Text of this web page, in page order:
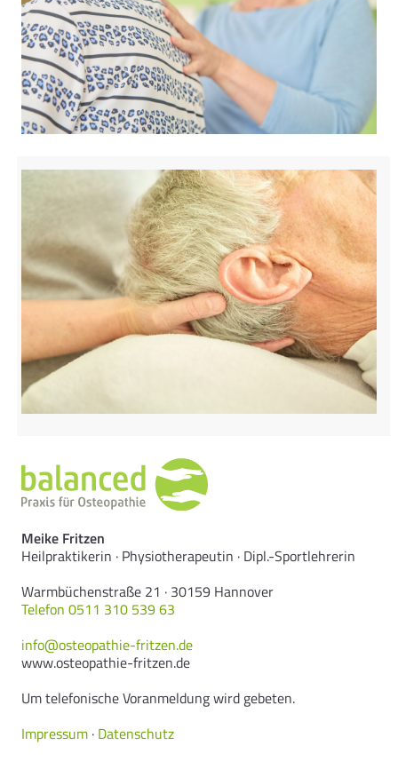
Meike Fritzen
Heilpraktikerin · Physiotherapeutin · Dipl.-Sportlehrerin
Warmbüchenstraße 21 · 30159 Hannover
Telefon 0511 310 539 63
info@osteopathie-fritzen.de
www.osteopathie-fritzen.de
Um telefonische Voranmeldung wird gebeten.
Impressum · Datenschutz